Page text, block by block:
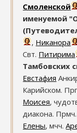
Смоленской
именуемой
,Никанора
Свт.Питирима
Тамбовских
Евстафия
Карийском.
Моисея,
диакона.
Елены, мчч.